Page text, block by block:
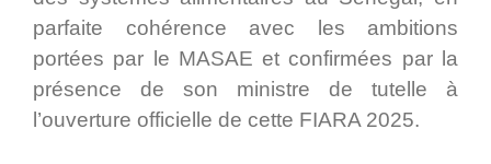
parfaite cohérence avec les ambitions
portées par le MASAE et confirmées par la
présence de son ministre de tutelle à
l’ouverture officielle de cette FIARA 2025.